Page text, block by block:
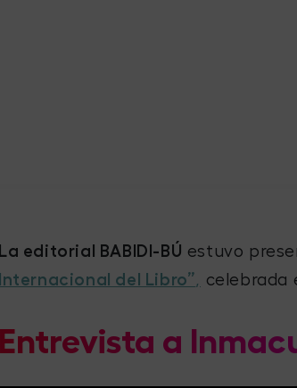
La editorial BABIDI-BÚ estuvo
Internacional del Libro” , celebrada
Entrevista a